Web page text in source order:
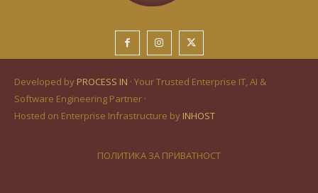
Developed by PROCESS IN · Your Trusted Enterprise IT, AI &
Software Engineering Partner ·
Hosted on Enterprise Infrastructure by INHOST
ПОЛИТИКА ЗА ПРИВАТНОСТ